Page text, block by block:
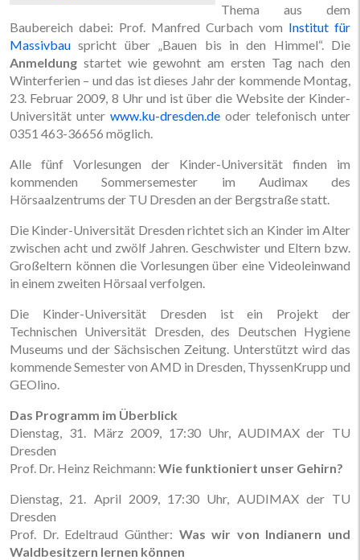
Thema aus dem
Baubereich dabei: Prof. Manfred Curbach vom Institut für
Massivbau spricht über „Bauen bis in den Himmel“. Die
Anmeldung startet wie gewohnt am ersten Tag nach den
Winterferien – und das ist dieses Jahr der kommende Montag,
23. Februar 2009, 8 Uhr und ist über die Website der Kinder-
Universität unter www.ku-dresden.de oder telefonisch unter
0351 463-36656 möglich.
Alle fünf Vorlesungen der Kinder-Universität finden im
kommenden Sommersemester im Audimax des
Hörsaalzentrums der TU Dresden an der Bergstraße statt.
Die Kinder-Universität Dresden richtet sich an Kinder im Alter
zwischen acht und zwölf Jahren. Geschwister und Eltern bzw.
Großeltern können die Vorlesungen über eine Videoleinwand
in einem zweiten Hörsaal verfolgen.
Die Kinder-Universität Dresden ist ein Projekt der
Technischen Universität Dresden, des Deutschen Hygiene
Museums und der Sächsischen Zeitung. Unterstützt wird das
kommende Semester von AMD in Dresden, ThyssenKrupp und
GEOlino.
Das Programm im Überblick
Dienstag, 31. März 2009, 17:30 Uhr, AUDIMAX der TU
Dresden
Prof. Dr. Heinz Reichmann: Wie funktioniert unser Gehirn?
Dienstag, 21. April 2009, 17:30 Uhr, AUDIMAX der TU
Dresden
Prof. Dr. Edeltraud Günther: Was wir von Indianern und
Waldbesitzern lernen können